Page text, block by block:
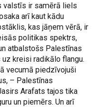
valstīs ir samērā liels
arī kaut kādu
kas jāņem vērā, ir
politikas spektrs,
atbalstošs Palestīnas
kreisi radikālo flangu.
vecumā piedzīvojuši
– Palestīnas
Arafats tajos tika
un piemērs. Un arī